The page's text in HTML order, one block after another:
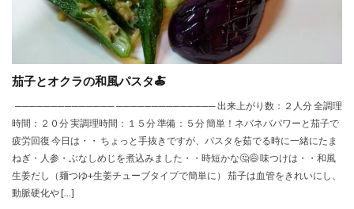
茄子とオクラの和風パスタ🍝
────────────── ────────────── 出来上がり数：２人分 全調理
時間：２０分 実調理時間：１５分 準備：５分 簡単！ネバネバパワーと茄子で
疲労回復 今日は・・ ちょっと手抜きですが、パスタを茹でる時に一緒にたま
ねぎ・人参・ぶなしめじを煮込みました・・時短かな🤔😅 味つけは・・和風
生姜だし（麺つゆ+生姜チューブタイプで簡単に） 茄子は血管をきれいにし、
動脈硬化や […]